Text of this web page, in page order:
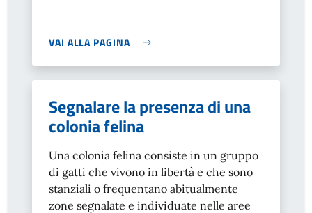
VAI ALLA PAGINA
Segnalare la presenza di una
colonia felina
Una colonia felina consiste in un gruppo
di gatti che vivono in libertà e che sono
stanziali o frequentano abitualmente
zone segnalate e individuate nelle aree